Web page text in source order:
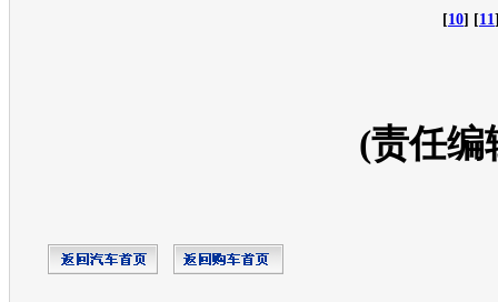
[10] [11
(责任编